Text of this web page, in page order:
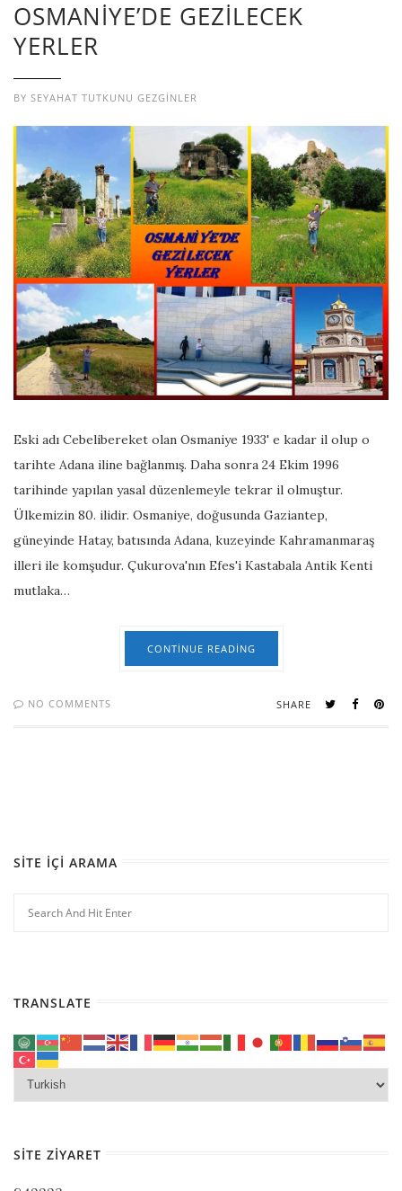
OSMANİYE’DE GEZİLECEK
YERLER
BY SEYAHAT TUTKUNU GEZGINLER
Eski adı Cebelibereket olan Osmaniye 1933' e kadar il olup o
tarihte Adana iline bağlanmış. Daha sonra 24 Ekim 1996
tarihinde yapılan yasal düzenlemeyle tekrar il olmuştur.
Ülkemizin 80. ilidir. Osmaniye, doğusunda Gaziantep,
güneyinde Hatay, batısında Adana, kuzeyinde Kahramanmaraş
illeri ile komşudur. Çukurova'nın Efes'i Kastabala Antik Kenti
mutlaka…
CONTINUE READING
NO COMMENTS SHARE
SITE İÇI ARAMA
TRANSLATE
SITE ZIYARET